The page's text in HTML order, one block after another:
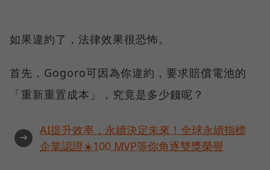
如果違約了，法律效果很恐怖。
首先，Gogoro可因為你違約，要求賠償電池的
「重新重置成本」，究竟是多少錢呢？
➜
AI提升效率，永續決定未來！全球永續指標
企業認證☀️100 MVP等你角逐雙獎榮譽